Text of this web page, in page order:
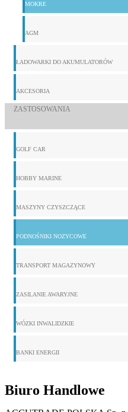
MOKRE
AGM
ŁADOWARKI DO AKUMULATORÓW
AKCESORIA
ZASTOSOWANIA
GOLF CAR
HOBBY MARINE
MASZYNY CZYSZCZĄCE
PODNOŚNIKI NOZYCOWE
TRANSPORT MAGAZYNOWY
ZASILANIE AWARYJNE
WÓZKI INWALIDZKIE
BANKI ENERGII
Biuro Handlowe